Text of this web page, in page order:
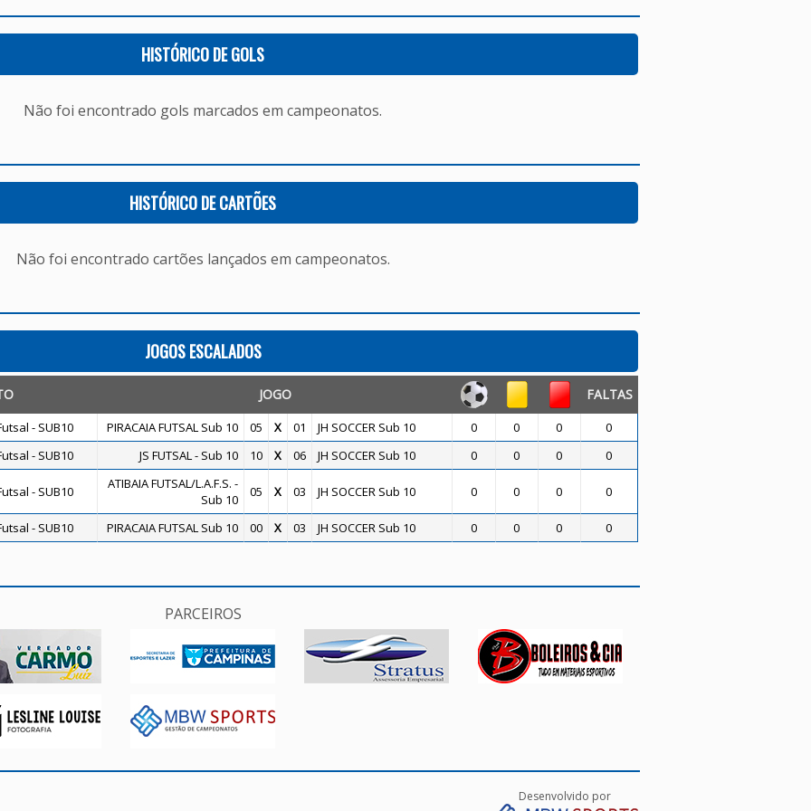
HISTÓRICO DE GOLS
Não foi encontrado gols marcados em campeonatos.
HISTÓRICO DE CARTÕES
Não foi encontrado cartões lançados em campeonatos.
JOGOS ESCALADOS
JOGO FALTAS
- SUB10 PIRACAIA FUTSAL Sub 10 05 X 01 JH SOCCER Sub 10 0 0 0
0
- SUB10 JS FUTSAL - Sub 10 10 X 06 JH SOCCER Sub 10 0 0 0 0
- SUB10
ATIBAIA FUTSAL/L.A.F.S. -
Sub 10
05 X 03 JH SOCCER Sub 10 0 0 0 0
- SUB10 PIRACAIA FUTSAL Sub 10 00 X 03 JH SOCCER Sub 10 0 0 0 0
PARCEIROS
Desenvolvido por